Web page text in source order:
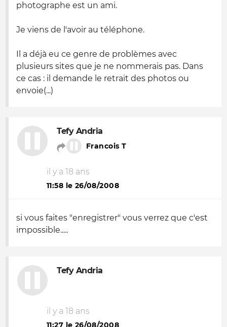
photographe est un ami.
Je viens de l'avoir au téléphone.
Il a déjà eu ce genre de problèmes avec
plusieurs sites que je ne nommerais pas. Dans
ce cas : il demande le retrait des photos ou
envoie(...)
Tefy Andria
Francois T
il y a 18 ans
11:58 le 26/08/2008
si vous faites "enregistrer" vous verrez que c'est
impossible.....
Tefy Andria
il y a 18 ans
11:27 le 26/08/2008